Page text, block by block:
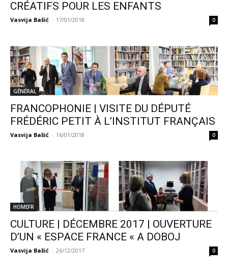
CRÉATIFS POUR LES ENFANTS
Vasvija Bašić - 17/01/2018 0
GÉNÉRAL
FRANCOPHONIE | VISITE DU DÉPUTÉ
FRÉDÉRIC PETIT À L’INSTITUT FRANÇAIS
Vasvija Bašić - 16/01/2018 0
HOMEFR
CULTURE | DÉCEMBRE 2017 | OUVERTURE
D’UN « ESPACE FRANCE « A DOBOJ
Vasvija Bašić - 26/12/2017 0